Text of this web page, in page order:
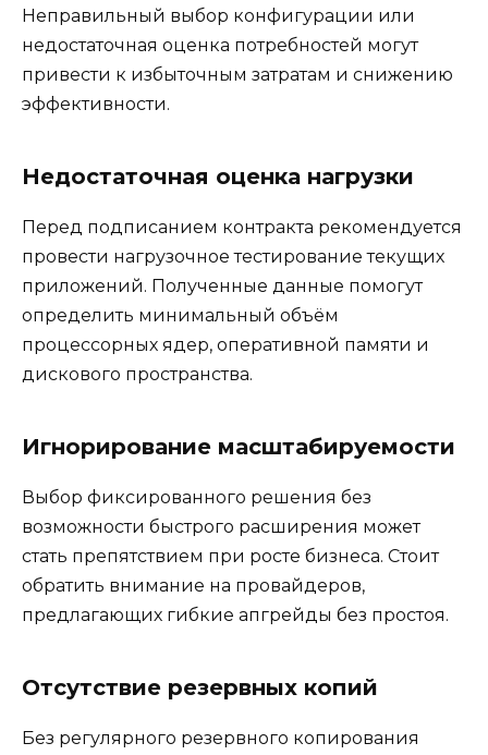
Неправильный выбор конфигурации или
недостаточная оценка потребностей могут
привести к избыточным затратам и снижению
эффективности.
Недостаточная оценка нагрузки
Перед подписанием контракта рекомендуется
провести нагрузочное тестирование текущих
приложений. Полученные данные помогут
определить минимальный объём
процессорных ядер, оперативной памяти и
дискового пространства.
Игнорирование масштабируемости
Выбор фиксированного решения без
возможности быстрого расширения может
стать препятствием при росте бизнеса. Стоит
обратить внимание на провайдеров,
предлагающих гибкие апгрейды без простоя.
Отсутствие резервных копий
Без регулярного резервного копирования